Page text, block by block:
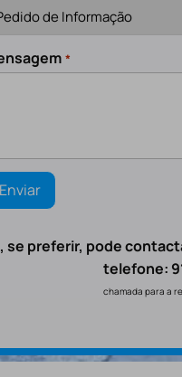
*
se preferir, pode
telefone:
chamada para a